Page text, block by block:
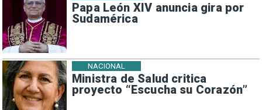
Papa León XIV anuncia gira por
Sudamérica
Ministra de Salud critica
proyecto “Escucha su Corazón”
NACIONAL